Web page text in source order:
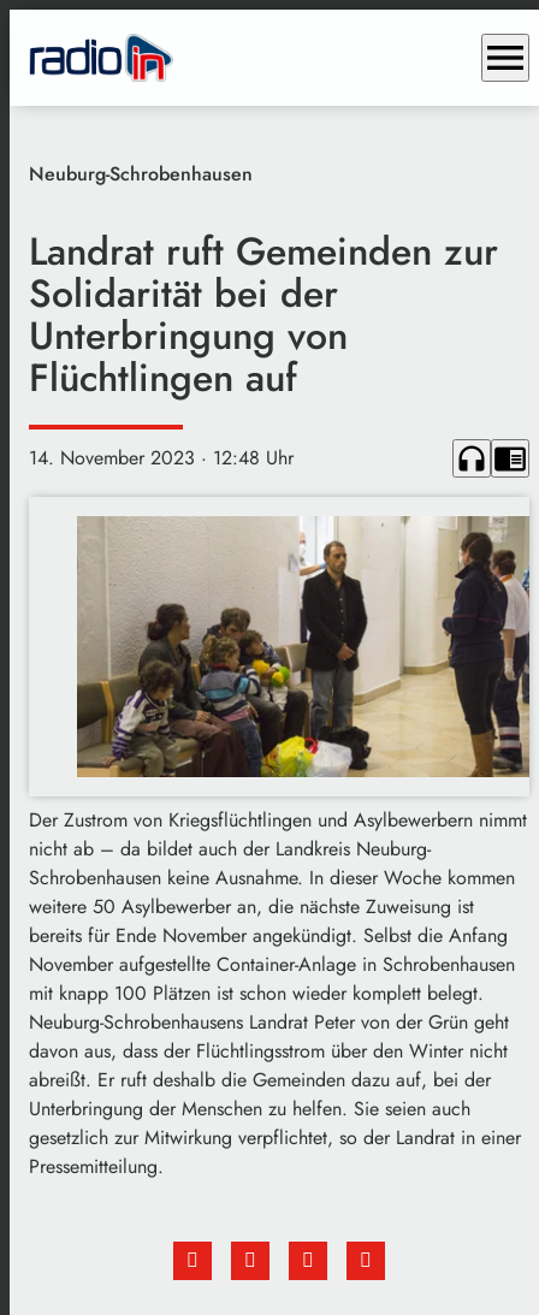
menu
Neuburg-Schrobenhausen
Landrat ruft Gemeinden zur
Solidarität bei der
Unterbringung von
Flüchtlingen auf
14. November 2023 · 12:48 Uhr headphones chrome_reader_mode
Der Zustrom von Kriegsflüchtlingen und Asylbewerbern nimmt
nicht ab – da bildet auch der Landkreis Neuburg-
Schrobenhausen keine Ausnahme. In dieser Woche kommen
weitere 50 Asylbewerber an, die nächste Zuweisung ist
bereits für Ende November angekündigt. Selbst die Anfang
November aufgestellte Container-Anlage in Schrobenhausen
mit knapp 100 Plätzen ist schon wieder komplett belegt.
Neuburg-Schrobenhausens Landrat Peter von der Grün geht
davon aus, dass der Flüchtlingsstrom über den Winter nicht
abreißt. Er ruft deshalb die Gemeinden dazu auf, bei der
Unterbringung der Menschen zu helfen. Sie seien auch
gesetzlich zur Mitwirkung verpflichtet, so der Landrat in einer
Pressemitteilung.